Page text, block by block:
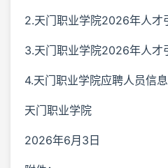
2.天门职业学院2026年人才
3.天门职业学院2026年人才
4.天门职业学院应聘人员信
天门职业学院
2026年6月3日